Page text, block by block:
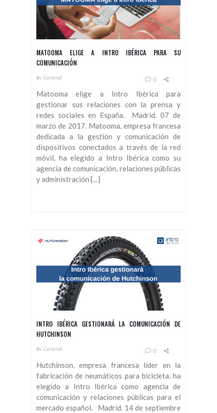
MATOOMA ELIGE A INTRO IBÉRICA PARA SU
COMUNICACIÓN
In General 0
Matooma elige a Intro Ibérica para
gestionar sus relaciones con la prensa y
redes sociales en España. Madrid. 07 de
marzo de 2017. Matooma, empresa francesa
dedicada a la gestión y comunicación de
dispositivos conectados a través de la red
móvil, ha elegido a Intro Ibérica como su
agencia de comunicación, relaciones públicas
y administración […]
INTRO IBÉRICA GESTIONARÁ LA COMUNICACIÓN DE
HUTCHINSON
In General 0
Hutchinson, empresa francesa líder en la
fabricación de neumáticos para bicicleta, ha
elegido a Intro Ibérica como agencia de
comunicación y relaciones públicas para el
mercado español. Madrid. 14 de septiembre